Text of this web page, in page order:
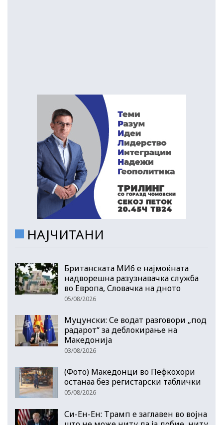
НАЈЧИТАНИ
Британската МИ6 е најмоќната
надворешна разузнавачка служба
во Европа, Словачка на дното
05/08/2026
Муцунски: Се водат разговори „под
радарот“ за деблокирање на
Македонија
03/08/2026
(Фото) Македонци во Пефкохори
останаа без регистарски таблички
05/08/2026
Си-Ен-Ен: Трамп е заглавен во војна